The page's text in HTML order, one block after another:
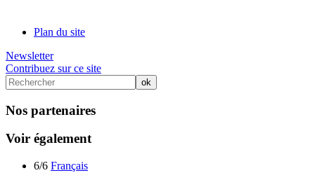
Plan du site
Newsletter
Contribuez sur ce site
Nos partenaires
Voir également
6/6 Français